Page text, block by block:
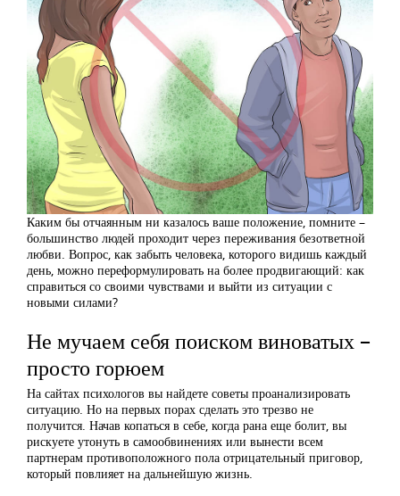
Каким бы отчаянным ни казалось ваше положение, помните –
большинство людей проходит через переживания безответной
любви. Вопрос, как забыть человека, которого видишь каждый
день, можно переформулировать на более продвигающий: как
справиться со своими чувствами и выйти из ситуации с
новыми силами?
Не мучаем себя поиском виноватых –
просто горюем
На сайтах психологов вы найдете советы проанализировать
ситуацию. Но на первых порах сделать это трезво не
получится. Начав копаться в себе, когда рана еще болит, вы
рискуете утонуть в самообвинениях или вынести всем
партнерам противоположного пола отрицательный приговор,
который повлияет на дальнейшую жизнь.